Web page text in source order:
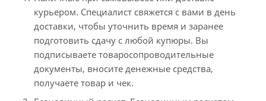
курьером. Специалист свяжется с вами в день
доставки, чтобы уточнить время и заранее
подготовить сдачу с любой купюры. Вы
подписываете товаросопроводительные
документы, вносите денежные средства,
получаете товар и чек.